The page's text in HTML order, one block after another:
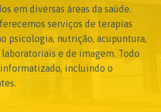
em diversas áreas da saúde.
serviços de terapias
psicologia, nutrição, acupuntura,
e de imagem. Todo
incluindo o